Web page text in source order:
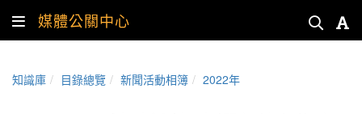
媒體公關中心
知識庫 目錄總覽 新聞活動相簿 2022年